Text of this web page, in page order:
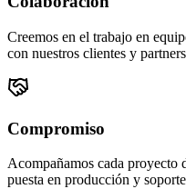
Creemos en el trabajo en
con nuestros clientes y
Compromiso
Acompañamos cada proyecto
puesta en producción y